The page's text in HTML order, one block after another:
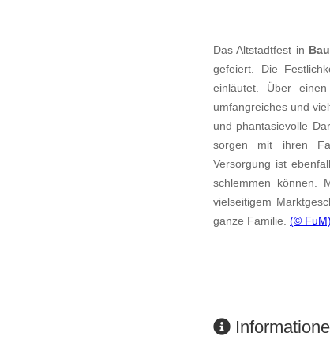
Das Altstadtfest in
gefeiert. Die
einläutet. Über
umfangreiches und
und phantasievolle
sorgen mit ihren
Versorgung ist
schlemmen können.
vielseitigem
ganze Familie. (© FuM)